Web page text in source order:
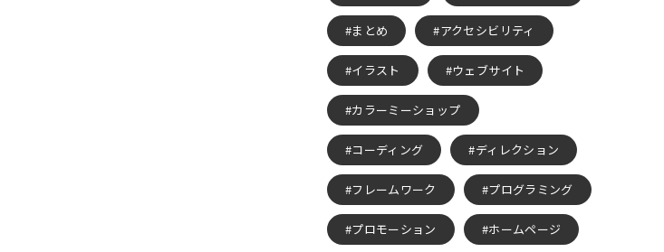
まとめ アクセシビリティ
イラスト ウェブサイト
カラーミーショップ
コーディング ディレクション
フレームワーク プログラミング
プロモーション ホームページ